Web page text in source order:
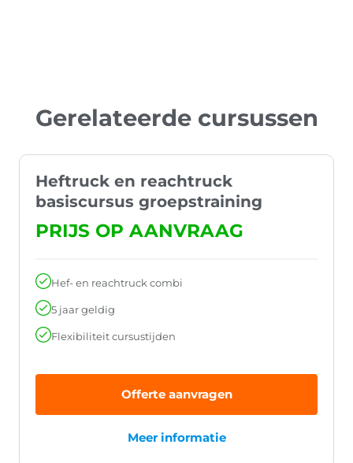
Gerelateerde cursussen
Heftruck en reachtruck
basiscursus groepstraining
PRIJS OP AANVRAAG
Hef- en reachtruck combi
5 jaar geldig
Flexibiliteit cursustijden
Offerte aanvragen
Meer informatie